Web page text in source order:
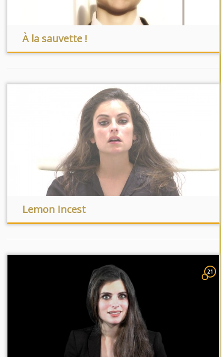
À la sauvette !
Lemon Incest
21